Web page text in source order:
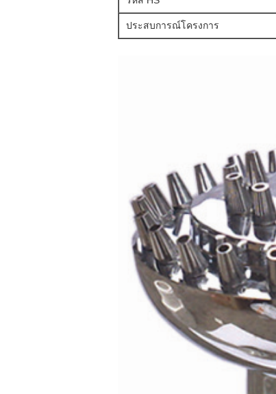
ประสบการณ์โครงการ